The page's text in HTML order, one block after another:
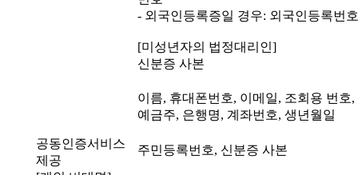
- 외국인등록증일 경우: 외국인등록번호
[미성년자의 법정대리인]
신분증 사본
공동인증서비스
제공
이름, 휴대폰번호, 이메일, 조회용 번호,
예금주, 은행명, 계좌번호, 생년월일
주민등록번호, 신분증 사본